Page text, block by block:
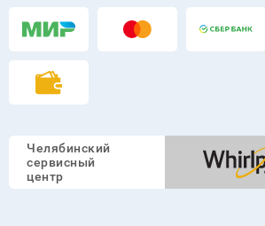
Челябинский
сервисный
центр